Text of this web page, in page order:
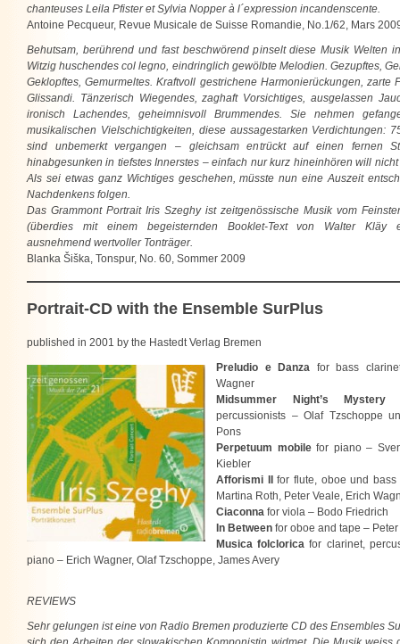
chanteuses Leila Pfister et Sylvia Nopper à l´expression incandenscente.
Antoine Pecqueur, Revue Musicale de Suisse Romandie, No.1/62, Mars
Behutsam, berührend und fast beschwörend pinselt diese Musik Welten
Witzig huschendes col legno, eindringlich gewölbte Melodien. Gezupftes,
Geklopftes, Gemurmeltes. Kraftvoll gestrichene Harmonierückungen, zarte
Glissandi. Tänzerisch Wiegendes, zaghaft Vorsichtiges, ausgelassen
ironisch Lachendes, geheimnisvoll Brummendes. Sie nehmen
musikalischen Vielschichtigkeiten, diese aussagestarken Verdichtungen:
sind unbemerkt vergangen – gleichsam entrückt auf einen fernen
hinabgesunken in tiefstes Innerstes – einfach nur kurz hineinhören will
Als sei etwas ganz Wichtiges geschehen, müsste nun eine Auszeit
Nachdenkens folgen.
Das Grammont Portrait Iris Szeghy ist zeitgenössische Musik vom
(überdies mit einem begeisternden Booklet-Text von Walter Kläy
ausnehmend wertvoller Tonträger.
Blanka Šiška, Tonspur, No. 60, Sommer 2009
Portrait-CD with the Ensemble SurPlus
published in 2001 by the Hastedt Verlag Bremen
Preludio e Danza for bass
Wagner
Midsummer Night’s Mystery
percussionists – Olaf Tzschoppe
Pons
Perpetuum mobilefor piano –
Kiebler
Afforismi II
for flute, oboe und bass
Martina Roth, Peter Veale, Erich
Ciaconna for viola – Bodo Friedrich
In Between for oboe and tape –
Musica folcloricafor clarinet,
piano – Erich Wagner, Olaf Tzschoppe, James Avery
REVIEWS
Sehr gelungen ist eine von Radio Bremen produzierte CD des Ensembles